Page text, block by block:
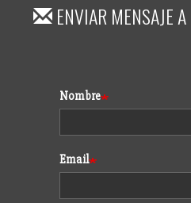
ENVIAR MENSAJE A
Formulario
Nombre
Email